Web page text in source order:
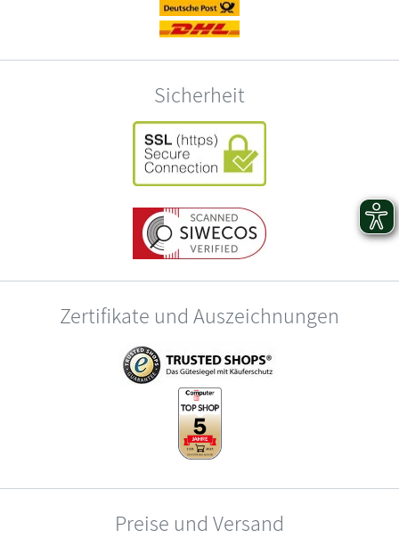
Sicherheit
Zertifikate und Auszeichnungen
Preise und Versand